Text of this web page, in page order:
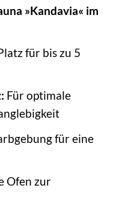
»Kandavia« im
für bis zu 5
Für optimale
für eine
Ofen zur